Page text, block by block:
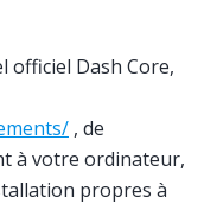
officiel Dash Core,
, de
à votre ordinateur,
propres à